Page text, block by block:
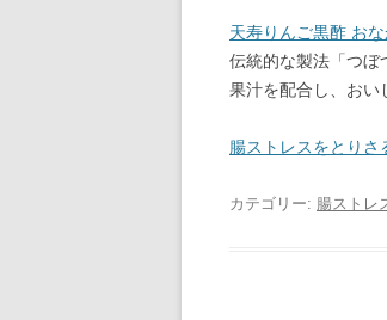
天寿りんご黒酢 お
伝統的な製法「つぼ
果汁を配合し、おい
腸ストレスをとりさ
カテゴリー: 腸ストレ